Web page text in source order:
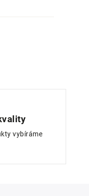
vybíráme